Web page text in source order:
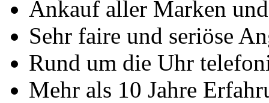
Ankauf aller Marken
Sehr faire und seriöse
Rund um die Uhr
Mehr als 10 Jahre